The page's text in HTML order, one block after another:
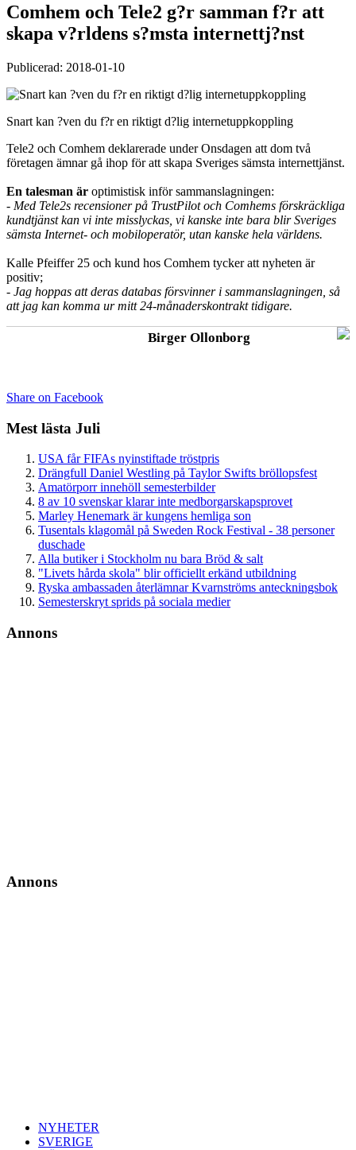
Comhem och Tele2 g?r samman f?r att
skapa v?rldens s?msta internettj?nst
Publicerad: 2018-01-10
Snart kan ?ven du f?r en riktigt d?lig internetuppkoppling
Tele2 och Comhem deklarerade under Onsdagen att dom två
företagen ämnar gå ihop för att skapa Sveriges sämsta internettjänst.
En talesman är optimistisk inför sammanslagningen:
- Med Tele2s recensioner på TrustPilot och Comhems förskräckliga
kundtjänst kan vi inte misslyckas, vi kanske inte bara blir Sveriges
sämsta Internet- och mobiloperatör, utan kanske hela världens.
Kalle Pfeiffer 25 och kund hos Comhem tycker att nyheten är
positiv;
- Jag hoppas att deras databas försvinner i sammanslagningen, så
att jag kan komma ur mitt 24-månaderskontrakt tidigare.
Birger Ollonborg
Share on Facebook
Mest lästa Juli
USA får FIFAs nyinstiftade tröstpris
Drängfull Daniel Westling på Taylor Swifts bröllopsfest
Amatörporr innehöll semesterbilder
8 av 10 svenskar klarar inte medborgarskapsprovet
Marley Henemark är kungens hemliga son
Tusentals klagomål på Sweden Rock Festival - 38 personer
duschade
Alla butiker i Stockholm nu bara Bröd & salt
"Livets hårda skola" blir officiellt erkänd utbildning
Ryska ambassaden återlämnar Kvarnströms anteckningsbok
Semesterskryt sprids på sociala medier
Annons
Annons
NYHETER
SVERIGE